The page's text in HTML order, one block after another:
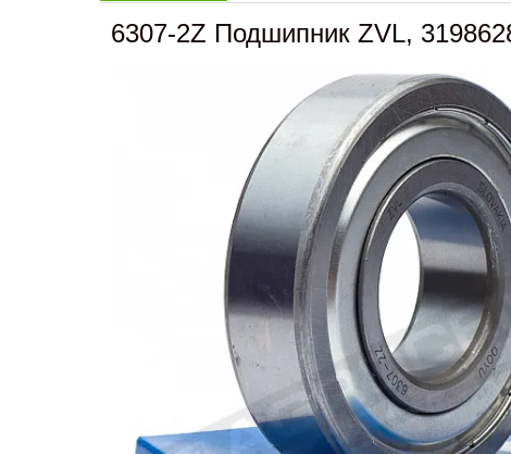
6307-2Z Подшипник ZVL,